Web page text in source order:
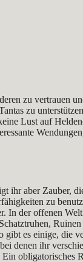
zu vertrauen
zu
Lust auf
aber Zauber,
zu
der offenen
es einige, die
denen ihr
obligatorisches